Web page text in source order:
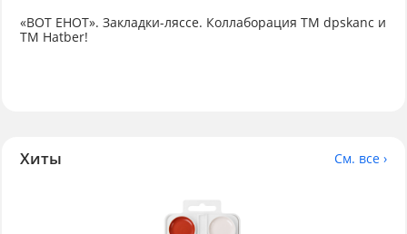
«ВОТ ЕНОТ». Закладки-ляссе. Коллаборация TM dpskanc и
ТМ Hatber!
Хиты См. все ›